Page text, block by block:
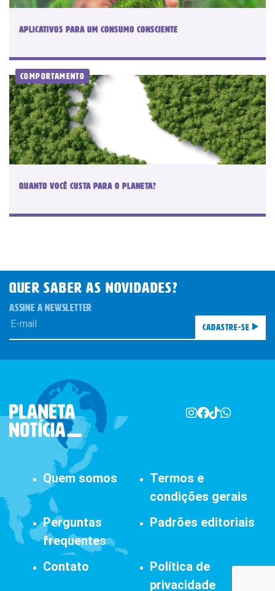
Aplicativos para um consumo consciente
Comportamento
Quanto você custa para o planeta?
QUER SABER AS novidades?
ASSINE A NEWSLETTER
Cadastre-se
Quem somos
Termos e
condições gerais
Perguntas
frequentes
Padrões editoriais
Contato
Política de
privacidade